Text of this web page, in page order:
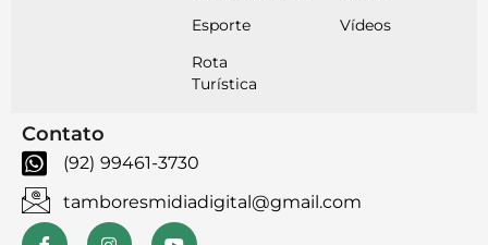
Esporte
Rota
Turística
Vídeos
Contato
(92) 99461-3730
tamboresmidiadigital@gmail.com